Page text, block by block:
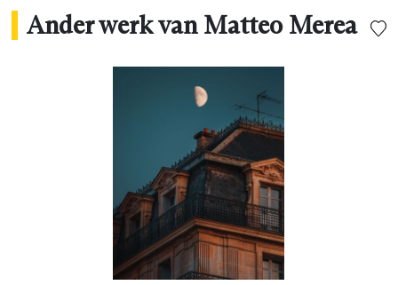
Ander werk van Matteo Merea